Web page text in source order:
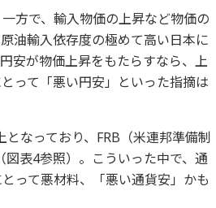
方で、輸入物価の上昇など物価の
油輸入依存度の極めて高い日本に
安が物価上昇をもたらすなら、上
って「悪い円安」といった指摘は
なっており、FRB（米連邦準備制
表4参照）。こういった中で、通
って悪材料、「悪い通貨安」かも